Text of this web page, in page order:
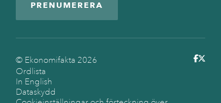
PRENUMERERA
© Ekonomifakta 2026
Ordlista
In English
Dataskydd